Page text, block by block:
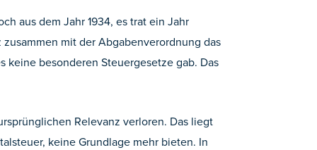
aus dem Jahr 1934, es trat ein Jahr
mit der Abgabenverordnung das
besonderen Steuergesetze gab. Das
Relevanz verloren. Das liegt
keine Grundlage mehr bieten. In